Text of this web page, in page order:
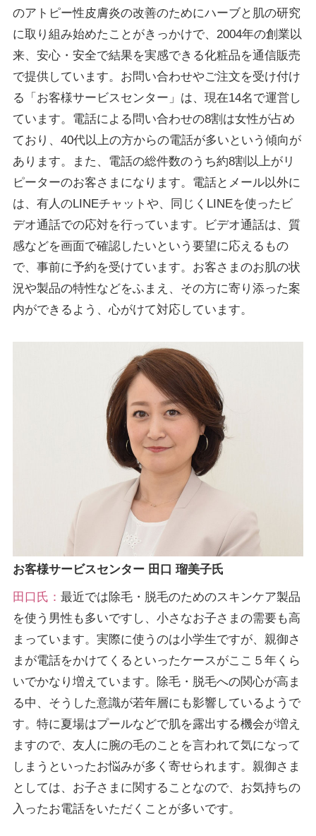
のアトピー性皮膚炎の改善のためにハーブと肌の研究
に取り組み始めたことがきっかけで、2004年の創業以
来、安心・安全で結果を実感できる化粧品を通信販売
で提供しています。お問い合わせやご注文を受け付け
る「お客様サービスセンター」は、現在14名で運営し
ています。電話による問い合わせの8割は女性が占め
ており、40代以上の方からの電話が多いという傾向が
あります。また、電話の総件数のうち約8割以上がリ
ピーターのお客さまになります。電話とメール以外に
は、有人のLINEチャットや、同じくLINEを使ったビ
デオ通話での応対を行っています。ビデオ通話は、質
感などを画面で確認したいという要望に応えるもの
で、事前に予約を受けています。お客さまのお肌の状
況や製品の特性などをふまえ、その方に寄り添った案
内ができるよう、心がけて対応しています。
お客様サービスセンター 田口 瑠美子氏
田口氏： 最近では除毛・脱毛のためのスキンケア製品
を使う男性も多いですし、小さなお子さまの需要も高
まっています。実際に使うのは小学生ですが、親御さ
まが電話をかけてくるといったケースがここ５年くら
いでかなり増えています。除毛・脱毛への関心が高ま
る中、そうした意識が若年層にも影響しているようで
す。特に夏場はプールなどで肌を露出する機会が増え
ますので、友人に腕の毛のことを言われて気になって
しまうといったお悩みが多く寄せられます。親御さま
としては、お子さまに関することなので、お気持ちの
入ったお電話をいただくことが多いです。